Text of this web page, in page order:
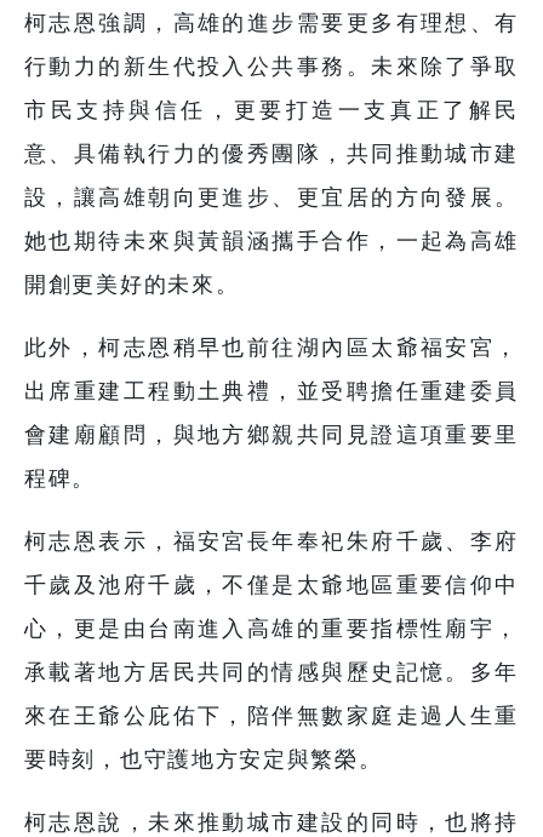
柯志恩強調，高雄的進步需要更多有理想、有
行動力的新生代投入公共事務。未來除了爭取
市民支持與信任，更要打造一支真正了解民
意、具備執行力的優秀團隊，共同推動城市建
設，讓高雄朝向更進步、更宜居的方向發展。
她也期待未來與黃韻涵攜手合作，一起為高雄
開創更美好的未來。
此外，柯志恩稍早也前往湖內區太爺福安宮，
出席重建工程動土典禮，並受聘擔任重建委員
會建廟顧問，與地方鄉親共同見證這項重要里
程碑。
柯志恩表示，福安宮長年奉祀朱府千歲、李府
千歲及池府千歲，不僅是太爺地區重要信仰中
心，更是由台南進入高雄的重要指標性廟宇，
承載著地方居民共同的情感與歷史記憶。多年
來在王爺公庇佑下，陪伴無數家庭走過人生重
要時刻，也守護地方安定與繁榮。
柯志恩說，未來推動城市建設的同時，也將持